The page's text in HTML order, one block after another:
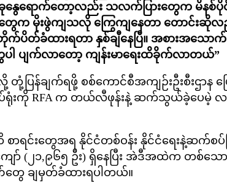
နွေရောက်တော့လည်း သလက်ပြားတွေက မိနစ်ပို
တွေက မိုးဖွဲကျသလို ကြွေကျနေတာ တောင်းဆိုလ
ပိတ်ခံထားရတာ နှစ်ချီနေပြီ။ အစားအသောက်
ပါ ပျက်လာတော့ ကျန်းမာရေးထိခိုက်လာတယ်”
ြန်ချက်ရဖို့ စစ်ကောင်စီအကျဉ်းဦးစီးဌာန ပြ
ပ်ရုံးကို RFA က တယ်လီဖုန်းနဲ့ ဆက်သွယ်ခဲ့ပေမဲ့
ရင်းတွေအရ နိုင်ငံတစ်ဝန်း နိုင်ငံရေးနဲ့ဆက်စပ်ပ
ော် (၂၁,၉၆၅ ဦး) ရှိနေပြီး အဲဒီအထဲက တစ်သော
တွေ ချမှတ်ခံထားရပါတယ်။